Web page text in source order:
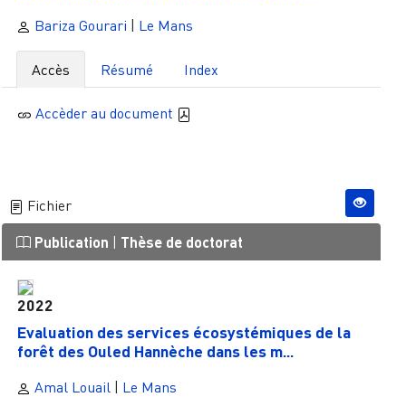
Bariza Gourari | Le Mans
Accès Résumé Index
Accèder au document
Fichier
Publication | Thèse de doctorat
2022
Evaluation des services écosystémiques de la
forêt des Ouled Hannèche dans les m...
Amal Louail | Le Mans